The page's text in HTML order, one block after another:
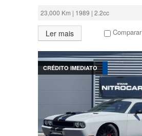
23,000 Km | 1989 | 2.2cc
Ler mais Comparar
CRÉDITO IMEDIATO